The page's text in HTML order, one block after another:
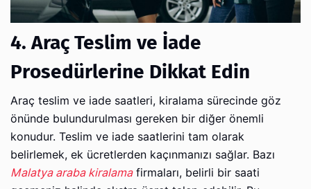
4. Araç Teslim ve İade
Prosedürlerine Dikkat Edin
Araç teslim ve iade saatleri, kiralama sürecinde göz
önünde bulundurulması gereken bir diğer önemli
konudur. Teslim ve iade saatlerini tam olarak
belirlemek, ek ücretlerden kaçınmanızı sağlar. Bazı
Malatya araba kiralamafirmaları, belirli bir saati